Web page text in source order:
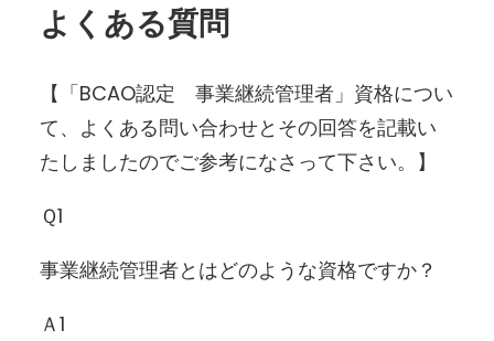
よくある質問
【「BCAO認定 事業継続管理者」資格につい
て、よくある問い合わせとその回答を記載い
たしましたのでご参考になさって下さい。】
Ｑ1
事業継続管理者とはどのような資格ですか？
Ａ1